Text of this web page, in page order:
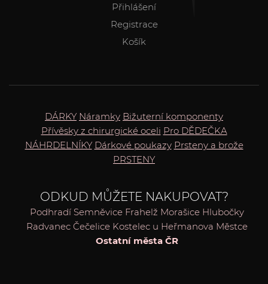
Přihlášení
Registrace
Košík
DÁRKY Náramky Bižuterní komponenty
Přívěsky z chirurgické oceli Pro DĚDEČKA
NÁHRDELNÍKY Dárkové poukazy Prsteny a brože
PRSTENY
ODKUD MŮŽETE NAKUPOVAT?
Podhradí Semněvice Frahelž Morašice Hlubočky
Radvanec Čečelice Kostelec u Heřmanova Městce
Ostatní města ČR